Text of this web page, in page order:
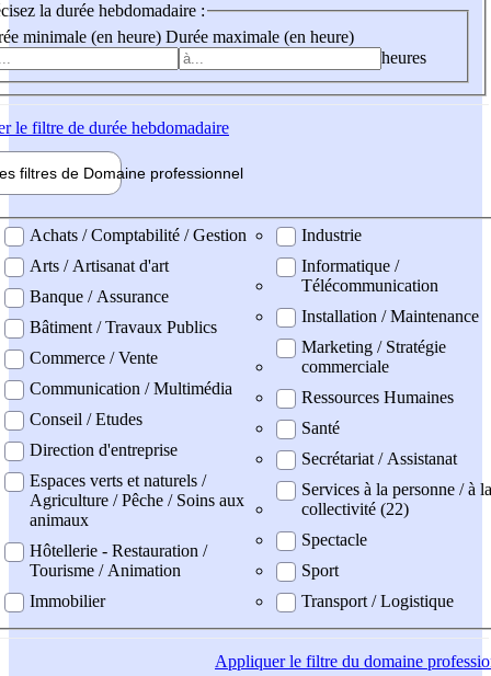
la durée hebdomadaire :
minimale (en heure) Durée maximale (en heure)
heures
le filtre de durée hebdomadaire
filtres de Domaine professionnel
professionel
Achats / Comptabilité / Gestion
Arts / Artisanat d'art
Banque / Assurance
Bâtiment / Travaux Publics
Commerce / Vente
Communication / Multimédia
Conseil / Etudes
Direction d'entreprise
Espaces verts et naturels /
Agriculture / Pêche / Soins aux
animaux
Hôtellerie - Restauration /
Tourisme / Animation
Immobilier
Industrie
Informatique /
Télécommunication
Installation / Maintenance
Marketing / Stratégie
commerciale
Ressources Humaines
Santé
Secrétariat / Assistanat
Services à la personne / à la
collectivité (22)
Spectacle
Sport
Transport / Logistique
Appliquerle filtre du domaine